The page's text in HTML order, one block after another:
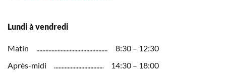
Lundi à vendredi
Matin
8:30 – 12:30
Après-midi
14:30 – 18:00